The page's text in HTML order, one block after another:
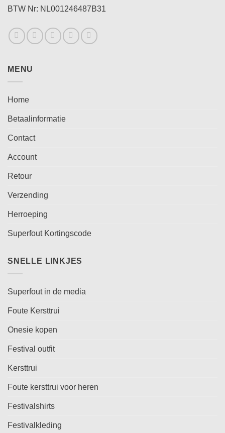
BTW Nr: NL001246487B31
MENU
Home
Betaalinformatie
Contact
Account
Retour
Verzending
Herroeping
Superfout Kortingscode
SNELLE LINKJES
Superfout in de media
Foute Kersttrui
Onesie kopen
Festival outfit
Kersttrui
Foute kersttrui voor heren
Festivalshirts
Festivalkleding